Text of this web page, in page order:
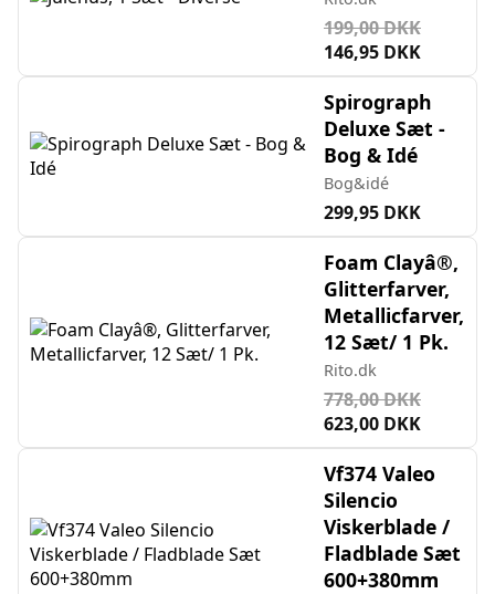
199,00 DKK
146,95 DKK
Spirograph
Deluxe Sæt -
Bog & Idé
Bog&idé
299,95 DKK
Foam Clayâ®,
Glitterfarver,
Metallicfarver,
12 Sæt/ 1 Pk.
Rito.dk
778,00 DKK
623,00 DKK
Vf374 Valeo
Silencio
Viskerblade /
Fladblade Sæt
600+380mm